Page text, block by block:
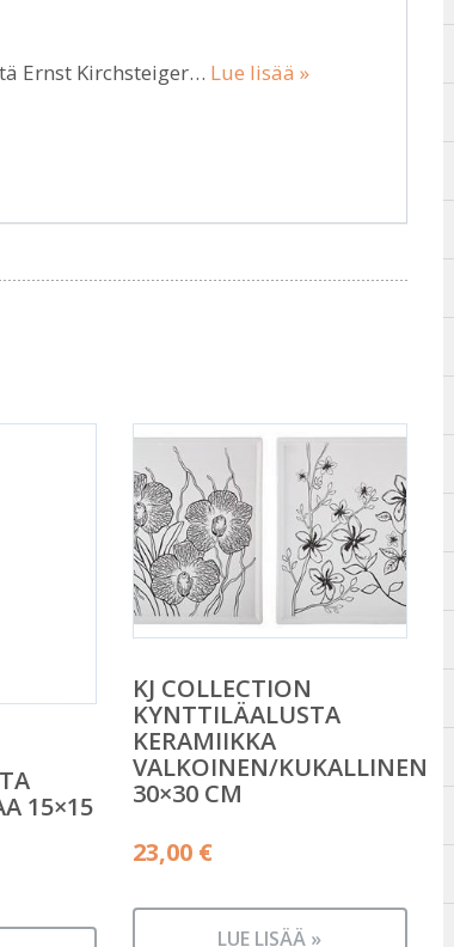
Ernst Kirchsteiger… Lue lisää »
15×15
KJ COLLECTION
KYNTTILÄALUSTA
KERAMIIKKA
VALKOINEN/KUKALLINEN
30×30 CM
23,00 €
LUE LISÄÄ »